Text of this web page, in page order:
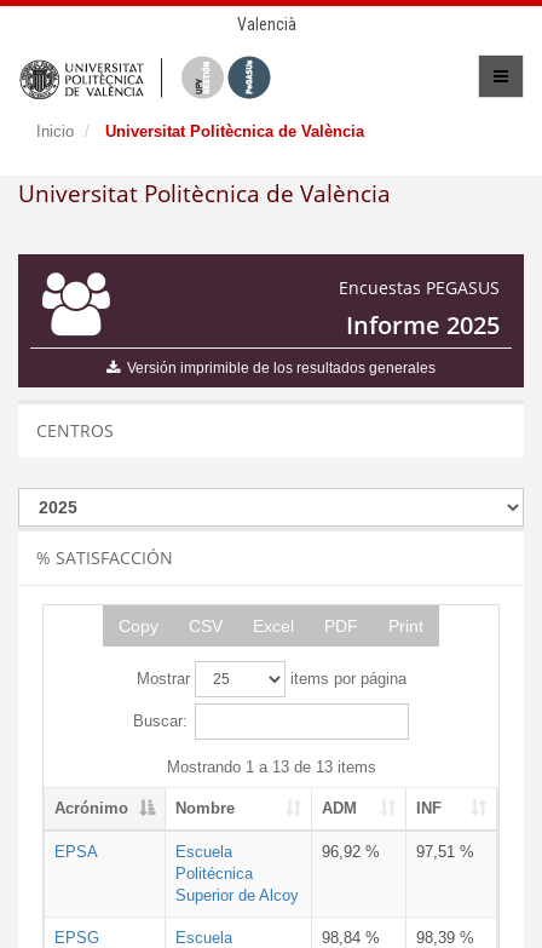
Valencià
Inicio Universitat Politècnica de València
Universitat Politècnica de València
Encuestas PEGASUS
Informe 2025
Versión imprimible de los resultados generales
CENTROS
% SATISFACCIÓN
Copy CSV Excel PDF Print
Mostrar items por página
Buscar:
Mostrando 1 a 13 de 13 items
Acrónimo Nombre ADM INF
EPSA
Escuela
Politécnica
Superior de Alcoy
96,92 % 97,51 %
EPSG
Escuela
98,84 % 98,39 %